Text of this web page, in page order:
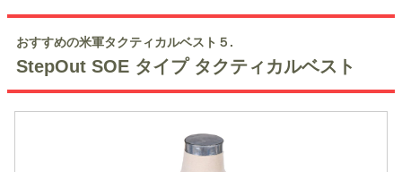
おすすめの米軍タクティカルベスト５.
StepOut SOE タイプ タクティカルベスト